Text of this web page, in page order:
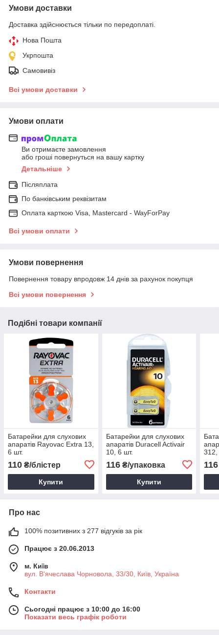
Умови доставки
Доставка здійснюється тільки по передоплаті.
Нова Пошта
Укрпошта
Самовивіз
Всі умови доставки
Умови оплати
Ви отримаєте замовлення
або гроші повернуться на вашу картку
Детальніше
Післяплата
По банківським реквізитам
Оплата карткою Visa, Mastercard - WayForPay
Всі умови оплати
Умови повернення
Повернення товару впродовж 14 днів за рахунок покупця
Всі умови повернення
Подібні товари компанії
Батарейки для слухових
апаратів Rayovac Extra 13,
6 шт.
110 ₴/блістер
Купити
Батарейки для слухових
апаратів Duracell Activair
10, 6 шт.
116₴/упаковка
Купити
312,
116
Про нас
100% позитивних з 277 відгуків за рік
Працює з 20.06.2013
м. Київ
вул. В'ячеслава Чорновола, 33/30, Київ, Україна
Контакти
Сьогодні працює з 10:00 до 16:00
Показати весь графік роботи